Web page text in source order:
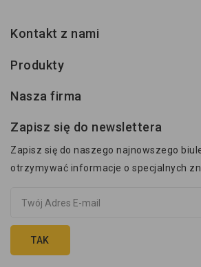
Kontakt z nami
Produkty
Nasza firma
Zapisz się do newslettera
Zapisz się do naszego najnowszego
otrzymywać informacje o specjalnych